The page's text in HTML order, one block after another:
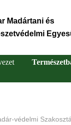
Madártani és
védelmi